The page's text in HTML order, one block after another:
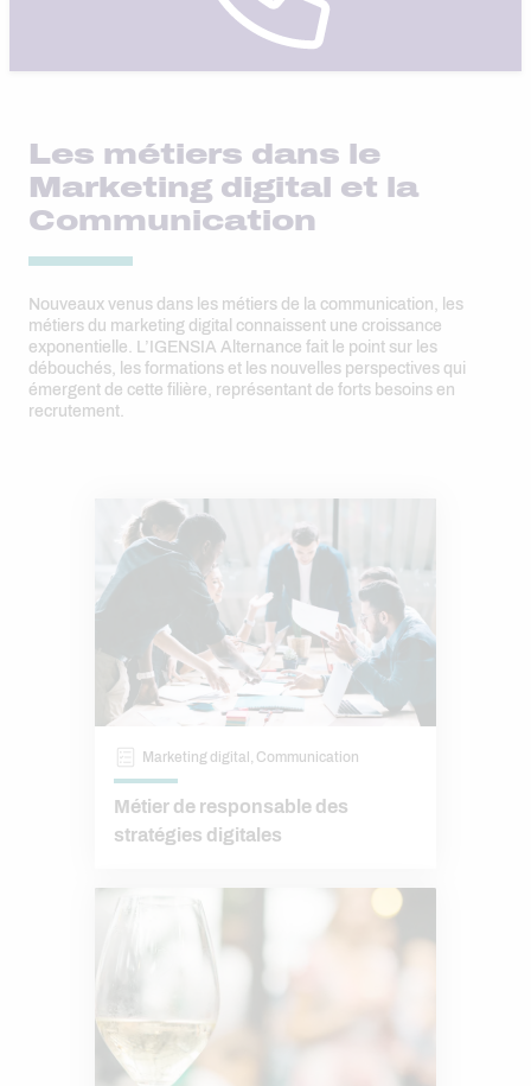
Les métiers dans le
Marketing digital et la
Communication
Nouveaux venus dans les métiers de la communication, les
métiers du marketing digital connaissent une croissance
exponentielle. L’IGENSIA Alternance fait le point sur les
débouchés, les formations et les nouvelles perspectives qui
émergent de cette filière, représentant de forts besoins en
recrutement.
Marketing digital, Communication
Métier de responsable des
stratégies digitales